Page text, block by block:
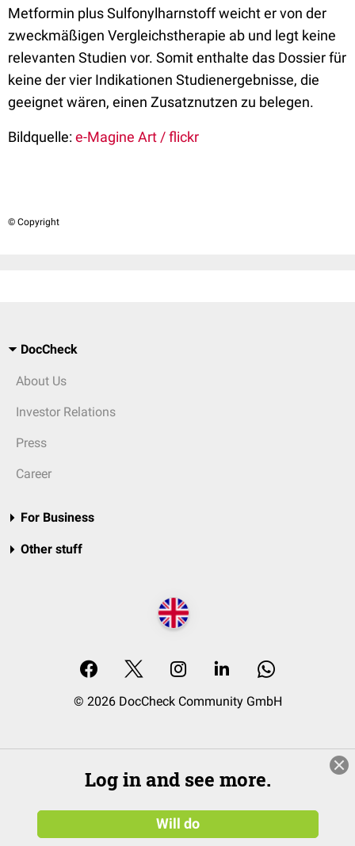
Metformin plus Sulfonylharnstoff weicht er von der
zweckmäßigen Vergleichstherapie ab und legt keine
relevanten Studien vor. Somit enthalte das Dossier für
keine der vier Indikationen Studienergebnisse, die
geeignet wären, einen Zusatznutzen zu belegen.
Bildquelle:e-Magine Art / flickr
© Copyright
DocCheck
About Us
Investor Relations
Press
Career
For Business
Other stuff
© 2026 DocCheck Community GmbH
Log in and see more.
Will do